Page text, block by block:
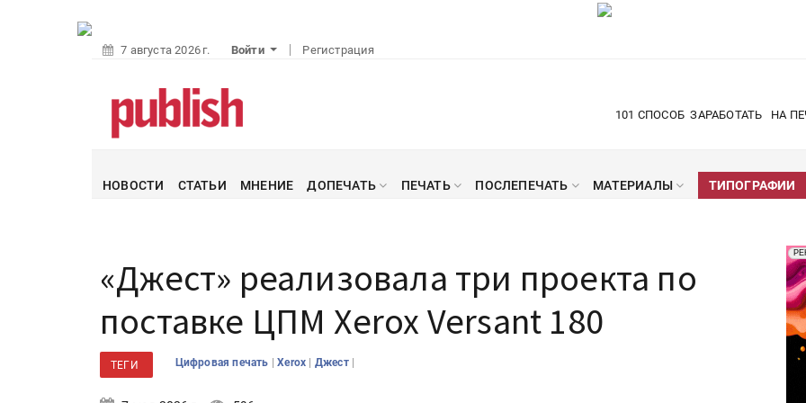
7 августа 2026 г. Войти Регистрация
101 СПОСОБ ЗАРАБОТАТЬ НА
НОВОСТИ СТАТЬИ МНЕНИЕ ДОПЕЧАТЬ ПЕЧАТЬ ПОСЛЕПЕЧАТЬ МАТЕРИАЛЫ ТИПОГРАФИИ
«Джест» реализовала три проекта по
поставке ЦПМ Xerox Versant 180
ТЕГИ Цифровая печать |Xerox | Джест |